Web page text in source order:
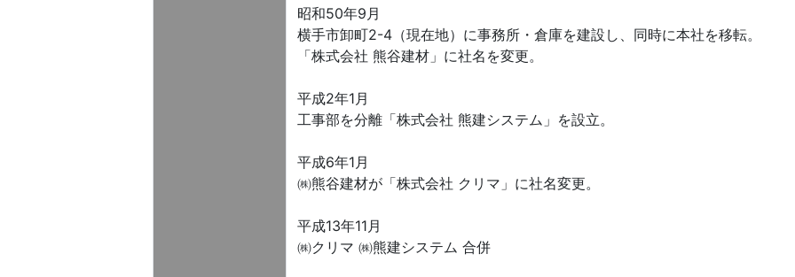
昭和50年9月
横手市卸町2-4（現在地）に事務所・倉庫を建設し、同時に本社を移転。
「株式会社 熊谷建材」に社名を変更。
平成2年1月
工事部を分離「株式会社 熊建システム」を設立。
平成6年1月
㈱熊谷建材が「株式会社 クリマ」に社名変更。
平成13年11月
㈱クリマ ㈱熊建システム 合併